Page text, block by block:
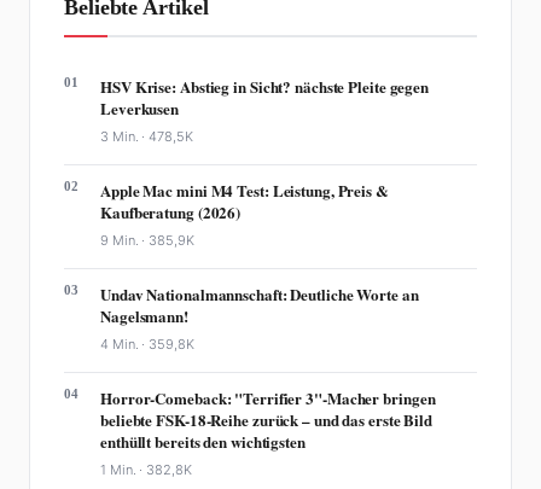
Beliebte Artikel
01
HSV Krise: Abstieg in Sicht? nächste Pleite gegen
Leverkusen
3 Min. ·478,5K
02
Apple Mac mini M4 Test: Leistung, Preis &
Kaufberatung (2026)
9 Min. · 385,9K
03
Undav Nationalmannschaft: Deutliche Worte an
Nagelsmann!
4 Min. · 359,8K
04
Horror-Comeback: "Terrifier 3"-Macher bringen
beliebte FSK-18-Reihe zurück – und das erste Bild
enthüllt bereits den wichtigsten
1 Min. · 382,8K